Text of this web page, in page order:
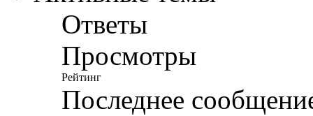
Ответы
Просмотры
Рейтинг
Последнее